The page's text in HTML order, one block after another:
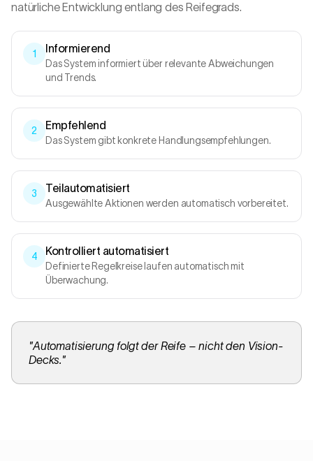
natürliche Entwicklung entlang des Reifegrads.
1 Informierend
Das System informiert über relevante Abweichungen
und Trends.
2 Empfehlend
Das System gibt konkrete Handlungsempfehlungen.
3 Teilautomatisiert
Ausgewählte Aktionen werden automatisch vorbereitet.
4 Kontrolliert automatisiert
Definierte Regelkreise laufen automatisch mit
Überwachung.
"Automatisierung folgt der Reife – nicht den Vision-
Decks."